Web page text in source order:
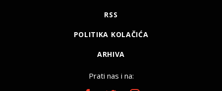
RSS
POLITIKA KOLAČIĆA
ARHIVA
Prati nas i na: